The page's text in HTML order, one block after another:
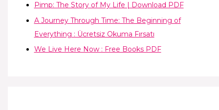
Pimp: The Story of My Life | Download PDF
A Journey Through Time: The Beginning of
Everything : Ücretsiz Okuma Fırsatı
We Live Here Now : Free Books PDF